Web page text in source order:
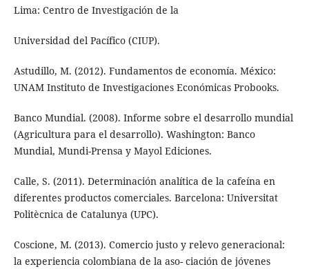
Lima: Centro de Investigación de la
Universidad del Pacífico (CIUP).
Astudillo, M. (2012). Fundamentos de economía. México:
UNAM Instituto de Investigaciones Económicas Probooks.
Banco Mundial. (2008). Informe sobre el desarrollo mundial
(Agricultura para el desarrollo). Washington: Banco
Mundial, Mundi-Prensa y Mayol Ediciones.
Calle, S. (2011). Determinación analítica de la cafeína en
diferentes productos comerciales. Barcelona: Universitat
Politècnica de Catalunya (UPC).
Coscione, M. (2013). Comercio justo y relevo generacional:
la experiencia colombiana de la aso- ciación de jóvenes